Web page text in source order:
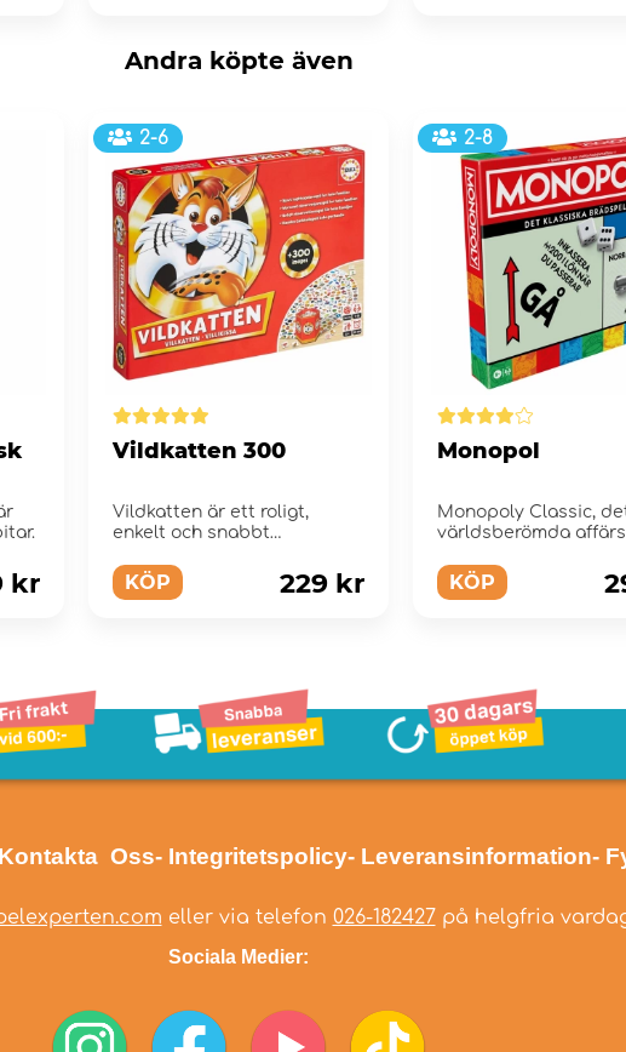
Andra köpte även
kr
2-6
Vildkatten 300
Vildkatten är ett roligt,
enkelt och snabbt
hela f...
KÖP 229 kr
2-8
Monopol
Monopoly Classic,
världsberömda
KÖP
Oss- Integritetspolicy- Leveransinformation-
eller via telefon 026-182427på helgfria
Sociala Medier: